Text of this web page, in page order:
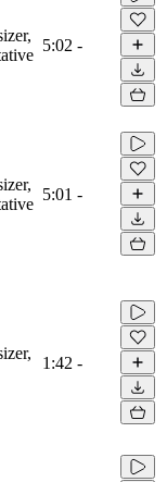
5:02 -
5:01 -
1:42 -